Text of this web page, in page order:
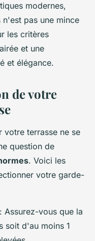
modernes,
pas une mince
les critères
et une
et élégance.
de votre
votre terrasse ne se
question de
. Voici les
votre garde-
: Assurez-vous que la
soit d'au moins 1